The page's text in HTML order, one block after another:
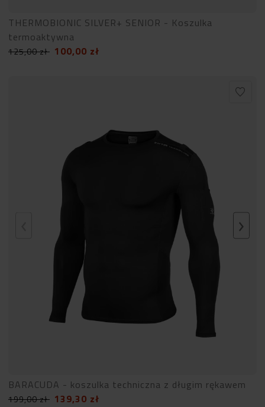
THERMOBIONIC SILVER+ SENIOR - Koszulka
termoaktywna
125,00zł 100,00 zł
BARACUDA - koszulka techniczna z długim rękawem
199,00zł 139,30 zł